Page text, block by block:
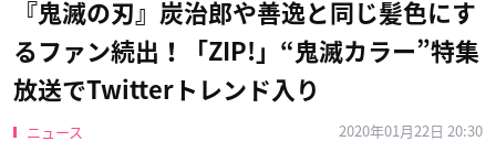
『鬼滅の刃』炭治郎や善逸と同じ髪色にす
るファン続出！「ZIP!」“鬼滅カラー”特集
放送でTwitterトレンド入り
ニュース
2020年01月22日 20:30